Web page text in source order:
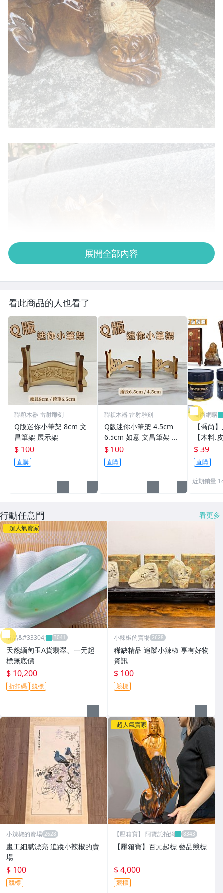
展開全部內容
看此商品的人也看了
聯穎木器 雷射雕刻
Q版迷你小筆架 8cm 文
昌筆架 展示架
$ 100
直購
聯穎木器 雷射雕刻
Q版迷你小筆架 4.5cm
6.5cm 如意 文昌筆架 展
示架
$ 100
直購
喬尚網購
【喬尚
【木料.
護木油
家具 大
雕 玉雕
$ 39
直購
近期銷量
行動任意門 看更多
超人氣賣家
昕品&#33304;
天然緬甸玉A貨翡翠、一元起
標無底價
$ 10,200
折扣碼 競標
小辣椒的賣場
稀缺精品 追蹤小辣椒 享有好物
資訊
$ 100
競標
小辣椒的賣場
畫工細膩漂亮 追蹤小辣椒的賣
場
$ 100
競標
超人氣賣家
【壓箱寶】 阿寶託拍網
【壓箱寶】百元起標 藝品競標
$ 4,000
競標